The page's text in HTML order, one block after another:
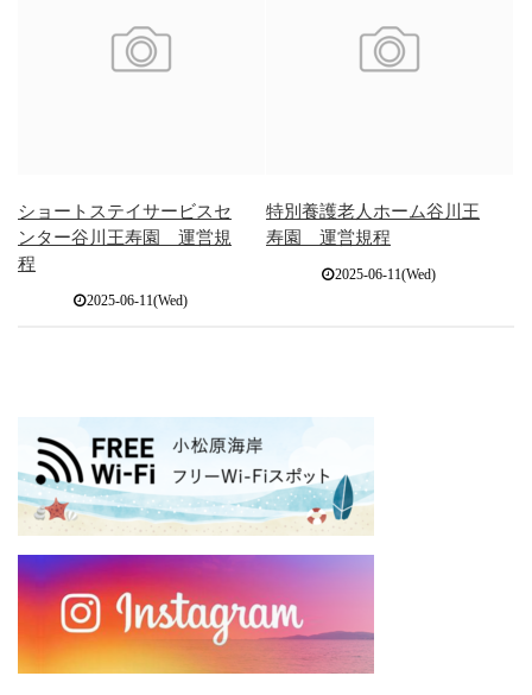
ショートステイサービスセ
ンター谷川王寿園 運営規
程
2025-06-11(Wed)
特別養護老人ホーム谷川王
寿園 運営規程
2025-06-11(Wed)